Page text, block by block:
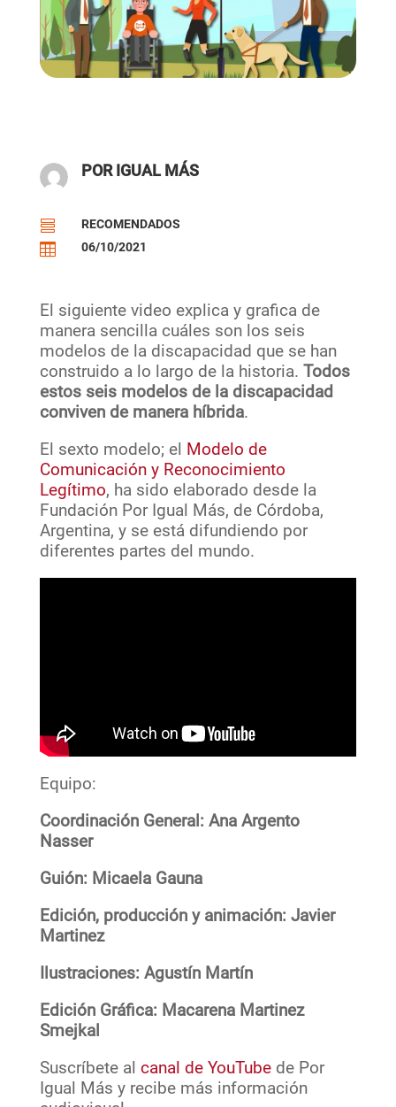
POR IGUAL MÁS
 RECOMENDADOS
 06/10/2021
El siguiente video explica y grafica de
manera sencilla cuáles son los seis
modelos de la discapacidad que se han
construido a lo largo de la historia. Todos
estos seis modelos de la discapacidad
conviven de manera híbrida.
El sexto modelo; el Modelo de
Comunicación y Reconocimiento
Legítimo, ha sido elaborado desde la
Fundación Por Igual Más, de Córdoba,
Argentina, y se está difundiendo por
diferentes partes del mundo.
Equipo:
Coordinación General: Ana Argento
Nasser
Guión: Micaela Gauna
Edición, producción y animación: Javier
Martinez
Ilustraciones: Agustín Martín
Edición Gráfica: Macarena Martinez
Smejkal
Suscríbete al canal de YouTubede Por
Igual Más y recibe más información